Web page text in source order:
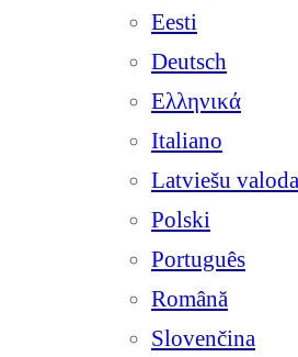
Eesti
Deutsch
Ελληνικά
Italiano
Latviešu valoda
Polski
Português
Română
Slovenčina